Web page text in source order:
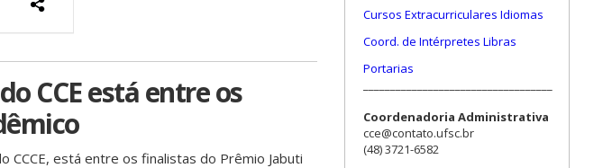
CCE está entre os
CCCE, está entre os finalistas do Prêmio Jabuti
Cursos Extracurriculares Idiomas
Coord. de Intérpretes Libras
Portarias
Coordenadoria Administrativa
cce@contato.ufsc.br
(48) 3721-6582